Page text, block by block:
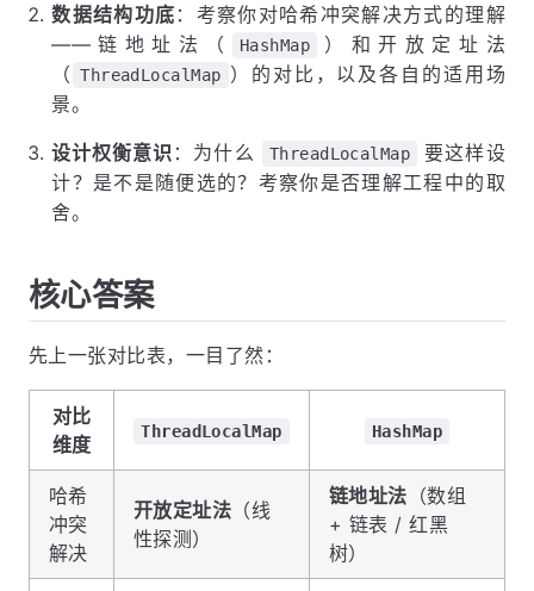
数据结构功底 ：考察你对哈希冲突解决方式的理解
——链地址法（
HashMap
）和开放定址法
（ ThreadLocalMap ）的对比，以及各自的适用场
景。
设计权衡意识 ：为什么 ThreadLocalMap
要这样设
计？是不是随便选的？考察你是否理解工程中的取
舍。
核心答案
先上一张对比表，一目了然：
对比
维度
ThreadLocalMap HashMap
哈希
冲突
解决
开放定址法 （线
性探测）
链地址法 （数组
+ 链表 / 红黑
树）